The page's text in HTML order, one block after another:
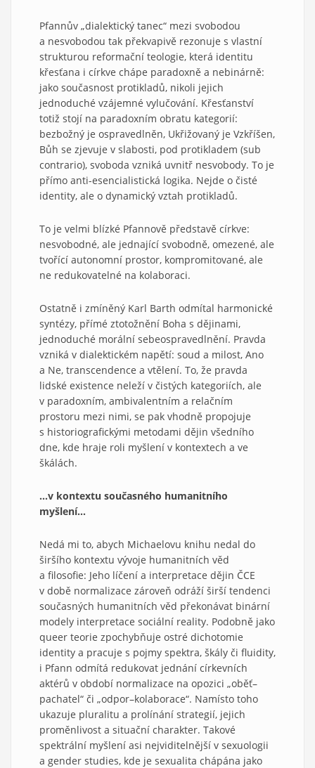
Pfannův „dialektický tanec“ mezi svobodou
a nesvobodou tak překvapivě rezonuje s vlastní
strukturou reformační teologie, která identitu
křesťana i církve chápe paradoxně a nebinárně:
jako současnost protikladů, nikoli jejich
jednoduché vzájemné vylučování. Křesťanství
totiž stojí na paradoxním obratu kategorií:
bezbožný je ospravedlněn, Ukřižovaný je Vzkříšen,
Bůh se zjevuje v slabosti, pod protikladem (sub
contrario), svoboda vzniká uvnitř nesvobody. To je
přímo anti-esencialistická logika. Nejde o čisté
identity, ale o dynamický vztah protikladů.
To je velmi blízké Pfannově představě církve:
nesvobodné, ale jednající svobodně, omezené, ale
tvořící autonomní prostor, kompromitované, ale
ne redukovatelné na kolaboraci.
Ostatně i zmíněný Karl Barth odmítal harmonické
syntézy, přímé ztotožnění Boha s dějinami,
jednoduché morální sebeospravedlnění. Pravda
vzniká v dialektickém napětí: soud a milost, Ano
a Ne, transcendence a vtělení. To, že pravda
lidské existence neleží v čistých kategoriích, ale
v paradoxním, ambivalentním a relačním
prostoru mezi nimi, se pak vhodně propojuje
s historiografickými metodami dějin všedního
dne, kde hraje roli myšlení v kontextech a ve
škálách.
…v kontextu současného humanitního
myšlení…
Nedá mi to, abych Michaelovu knihu nedal do
širšího kontextu vývoje humanitních věd
a filosofie: Jeho líčení a interpretace dějin ČCE
v době normalizace zároveň odráží širší tendenci
současných humanitních věd překonávat binární
modely interpretace sociální reality. Podobně jako
queer teorie zpochybňuje ostré dichotomie
identity a pracuje s pojmy spektra, škály či fluidity,
i Pfann odmítá redukovat jednání církevních
aktérů v období normalizace na opozici „oběť–
pachatel“ či „odpor–kolaborace“. Namísto toho
ukazuje pluralitu a prolínání strategií, jejich
proměnlivost a situační charakter. Takové
spektrální myšlení asi nejviditelnější v sexuologii
a gender studies, kde je sexualita chápána jako